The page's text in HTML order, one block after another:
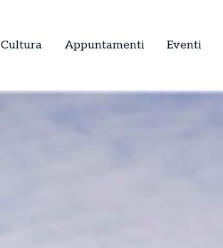
Cultura Appuntamenti Eventi